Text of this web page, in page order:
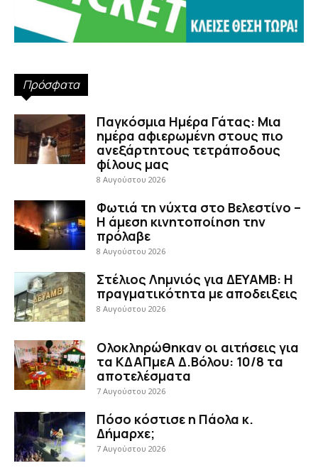
Πρόσφατα
Παγκόσμια Ημέρα Γάτας: Μια
ημέρα αφιερωμένη στους πιο
ανεξάρτητους τετράποδους
φίλους μας
8 Αυγούστου 2026
Φωτιά τη νύχτα στο Βελεστίνο –
Η άμεση κινητοποίηση την
πρόλαβε
8 Αυγούστου 2026
Στέλιος Λημνιός για ΔΕΥΑΜΒ: Η
πραγματικότητα με αποδειξεις
8 Αυγούστου 2026
Ολοκληρώθηκαν οι αιτήσεις για
τα ΚΔΑΠμεΑ Δ.Βόλου: 10/8 τα
αποτελέσματα
7 Αυγούστου 2026
Πόσο κόστισε η Πάολα κ.
Δήμαρχε;
7 Αυγούστου 2026